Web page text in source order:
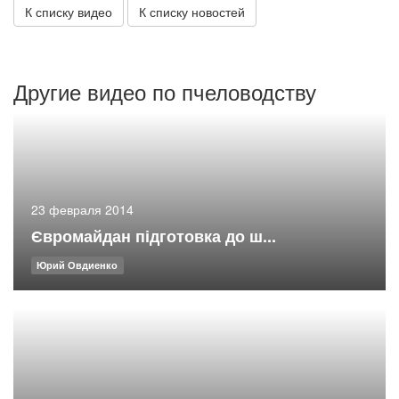
К списку видео К списку новостей
Другие видео по пчеловодству
23 февраля 2014
Євромайдан підготовка до ш...
Юрий Овдиенко